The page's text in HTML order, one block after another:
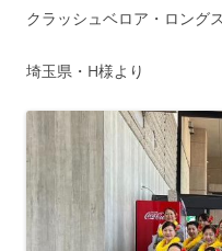
クラッシュベロア・ロング
埼玉県・H様より